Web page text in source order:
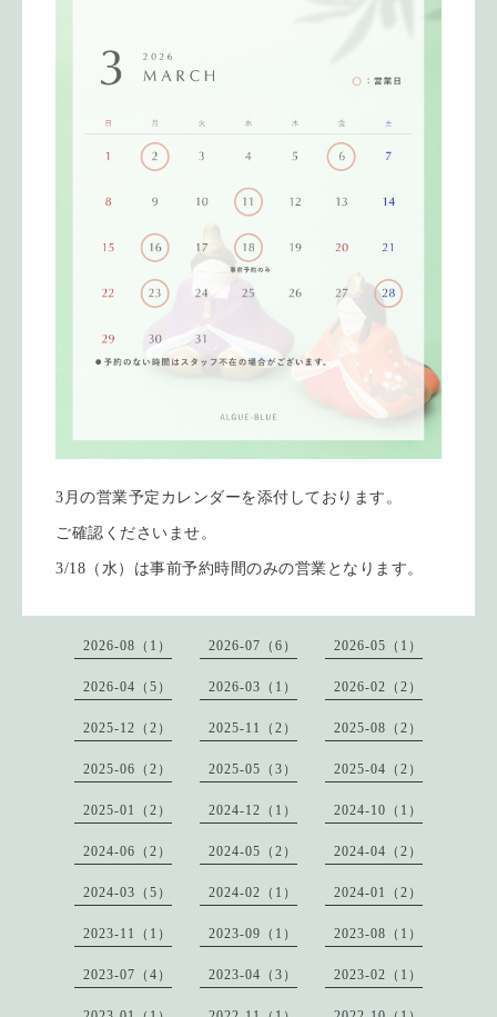
3月の営業予定カレンダーを添付しております。
ご確認くださいませ。
3/18（水）は事前予約時間のみの営業となります。
2026-08（1） 2026-07（6） 2026-05（1）
2026-04（5） 2026-03（1） 2026-02（2）
2025-12（2） 2025-11（2） 2025-08（2）
2025-06（2） 2025-05（3） 2025-04（2）
2025-01（2） 2024-12（1） 2024-10（1）
2024-06（2） 2024-05（2） 2024-04（2）
2024-03（5） 2024-02（1） 2024-01（2）
2023-11（1） 2023-09（1） 2023-08（1）
2023-07（4） 2023-04（3） 2023-02（1）